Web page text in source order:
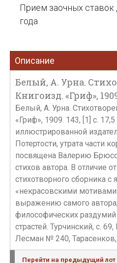
Прием заочных ставок
года
Описание
Белый, А. Урна.
Книгоизд. «Гриф»,
Белый, А. Урна.
«Гриф», 1909. 143, [1] с.
иллюстрированной
Потертости, утрата части
посвящена Валерию
стихов автора. В отличие
стихотворного сборника
«некрасовскими
выражению самого
философических
страстей. Турчинский, с.
Лесман № 240, Тарасенков,
Перейти на предыдущий лот